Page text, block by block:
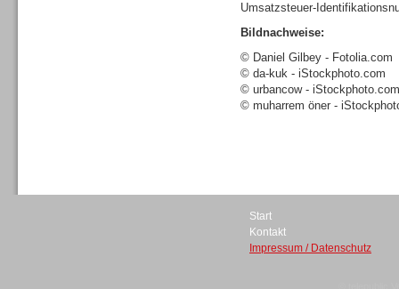
Umsatzsteuer-
Bildnachweise:
© Daniel Gilbey - Fotolia.com
© da-kuk - iStockphoto.com
© urbancow - iStockphoto.com
© muharrem öner -
Start
Kontakt
Impressum / Datenschutz